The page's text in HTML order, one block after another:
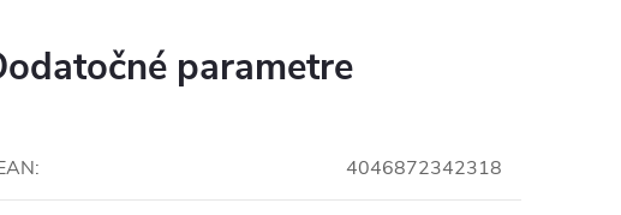
parametre
: 4046872342318